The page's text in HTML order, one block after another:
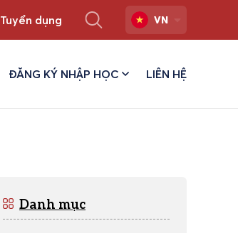
Tuyển dụng VN
ĐĂNG KÝ NHẬP HỌC LIÊN HỆ
Danh mục